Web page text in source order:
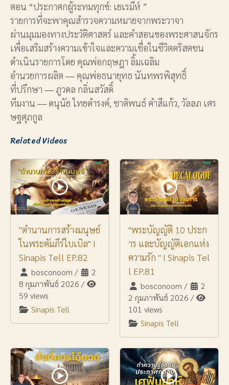
ตอน “ประกาศกผู้ระทมทุกข์: เยเรมีห์ ”
รายการที่จะพาคุณสำรวจความหมายจากพระวาจา
ผ่านมุมมองทางประวัติศาสตร์ และคำสอนของพระศาสนจักร
เพื่อเสริมสร้างความเข้าใจและความเชื่อในชีวิตคริสตชน
ดำเนินรายการโดย คุณพ่อกฤษฎา ลิ้มเฉลิม
อำนวยการผลิต ― คุณพ่อธนายุทธ นันทพรพิสุทธิ์
ที่ปรึกษา ― ภูวดล กลิ่นสวัสดิ์
ทีมงาน ― ดนุนัย ไทยดำรงค์, ชาติพนธ์ คำสีแก้ว, วัลลภ เศร
ษฐศุภกูล
Related Videos
"ตำนานการสร้างมนุษย์
ในพระคัมภีร์ไบเบิล" I
Sinapis Tell EP.82
bosconoom /
2
8 กุมภาพันธ์ 2026 /
59 views
Sinapis Tell
"พระบัญญัติ 10 ประก
าร และบัญญัติเอกแห่ง
ความรัก " I Sinapis Tel
l EP.81
bosconoom /
2
2 กุมภาพันธ์ 2026 /
101 views
Sinapis Tell